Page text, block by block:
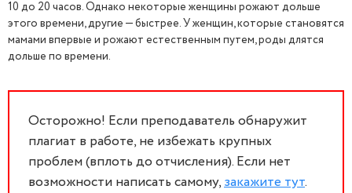
10 до 20 часов. Однако некоторые женщины рожают дольше
этого времени, другие — быстрее. У женщин, которые становятся
мамами впервые и рожают естественным путем, роды длятся
дольше по времени.
Осторожно! Если преподаватель обнаружит
плагиат в работе, не избежать крупных
проблем (вплоть до отчисления). Если нет
возможности написать самому,закажите тут.